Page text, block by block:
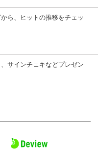
ら、ヒットの推移をチェッ
サインチェキなどプレゼン